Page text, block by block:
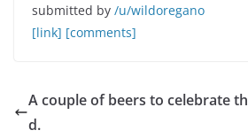
submitted by /u/wildoregano
[link] [comments]
A couple of beers to celebrate
d.